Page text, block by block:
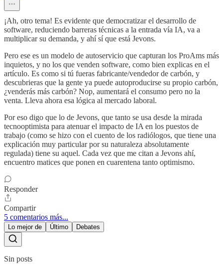
¡Ah, otro tema! Es evidente que democratizar el desarrollo de
software, reduciendo barreras técnicas a la entrada vía IA, va a
multiplicar su demanda, y ahí sí que está Jevons.
Pero ese es un modelo de autoservicio que capturan los ProAms más
inquietos, y no los que venden software, como bien explicas en el
artículo. Es como si tú fueras fabricante/vendedor de carbón, y
descubrieras que la gente ya puede autoproducirse su propio carbón,
¿venderás más carbón? Nop, aumentará el consumo pero no la
venta. Lleva ahora esa lógica al mercado laboral.
Por eso digo que lo de Jevons, que tanto se usa desde la mirada
tecnooptimista para atenuar el impacto de IA en los puestos de
trabajo (como se hizo con el cuento de los radiólogos, que tiene una
explicación muy particular por su naturaleza absolutamente
regulada) tiene su aquel. Cada vez que me citan a Jevons ahí,
encuentro matices que ponen en cuarentena tanto optimismo.
Responder
Compartir
5 comentarios más...
Lo mejor de Último Debates
Sin posts